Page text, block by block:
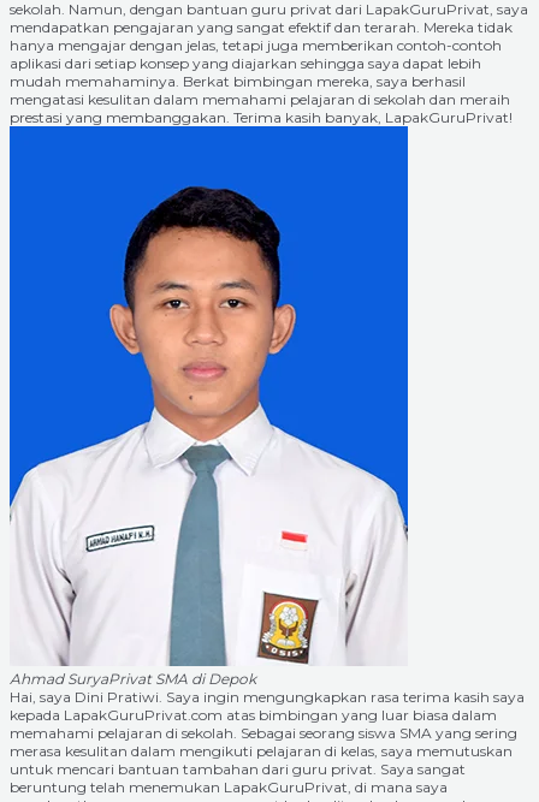
sekolah. Namun, dengan bantuan guru privat dari LapakGuruPrivat, saya
mendapatkan pengajaran yang sangat efektif dan terarah. Mereka tidak
hanya mengajar dengan jelas, tetapi juga memberikan contoh-contoh
aplikasi dari setiap konsep yang diajarkan sehingga saya dapat lebih
mudah memahaminya. Berkat bimbingan mereka, saya berhasil
mengatasi kesulitan dalam memahami pelajaran di sekolah dan meraih
prestasi yang membanggakan. Terima kasih banyak, LapakGuruPrivat!
Ahmad SuryaPrivat SMA di Depok
Hai, saya Dini Pratiwi. Saya ingin mengungkapkan rasa terima kasih saya
kepada LapakGuruPrivat.com atas bimbingan yang luar biasa dalam
memahami pelajaran di sekolah. Sebagai seorang siswa SMA yang sering
merasa kesulitan dalam mengikuti pelajaran di kelas, saya memutuskan
untuk mencari bantuan tambahan dari guru privat. Saya sangat
beruntung telah menemukan LapakGuruPrivat, di mana saya